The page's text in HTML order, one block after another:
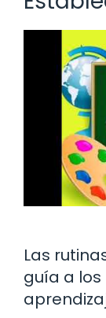
Las
guía a los